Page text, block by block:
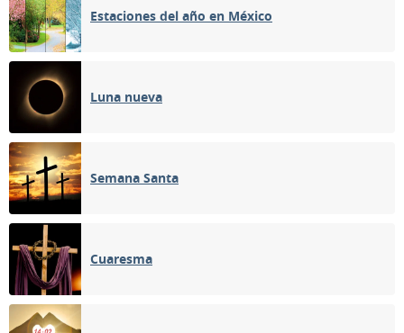
Estaciones del año en México
Luna nueva
Semana Santa
Cuaresma